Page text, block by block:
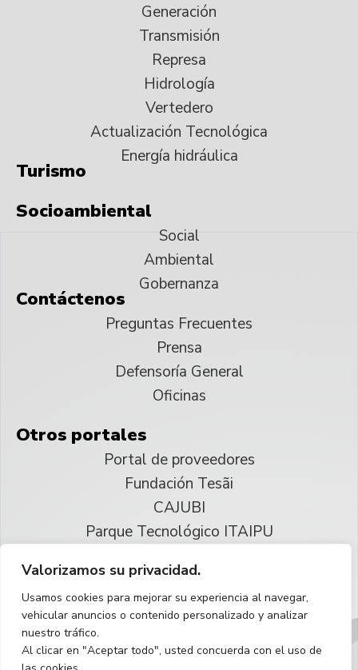
Valorizamos su privacidad.
Usamos cookies para mejorar su experiencia al navegar,
vehicular anuncios o contenido personalizado y analizar
nuestro tráfico.
Al clicar en "Aceptar todo", usted concuerda con el uso de
Generación
Transmisión
Represa
Hidrología
Vertedero
Actualización Tecnológica
Energía hidráulica
Turismo
Socioambiental
Social
Ambiental
Gobernanza
Contáctenos
Preguntas Frecuentes
Prensa
Defensoría General
Oficinas
Otros portales
Portal de proveedores
Fundación Tesãi
CAJUBI
Parque Tecnológico ITAIPU
Reservados todos los derechos
Español